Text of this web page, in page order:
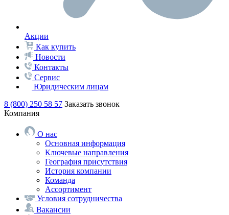
Акции
Как купить
Новости
Контакты
Сервис
Юридическим лицам
8 (800) 250 58 57 Заказать звонок
Компания
О нас
Основная информация
Ключевые направления
География присутствия
История компании
Команда
Ассортимент
Условия сотрудничества
Вакансии